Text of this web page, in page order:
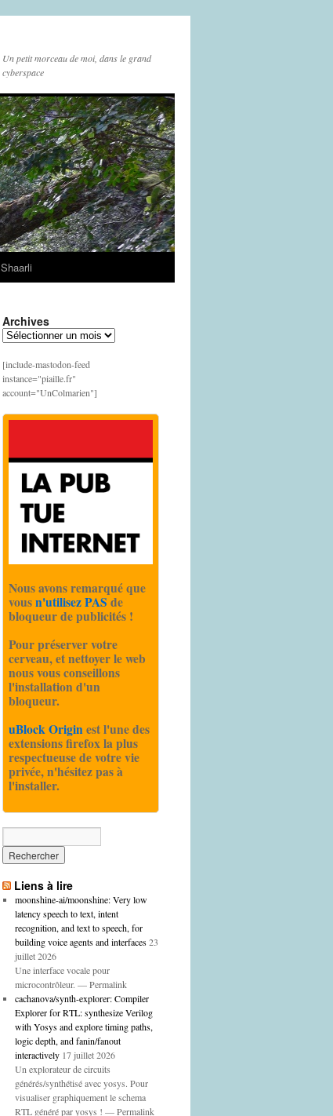
Un petit morceau de moi, dans le grand
cyberspace
Shaarli
Archives
Archives
[include-mastodon-feed
instance="piaille.fr"
account="UnColmarien"]
Nous avons remarqué que
vousn'utilisez PAS de
bloqueur de publicités !
Pour préserver votre
cerveau, et nettoyer le web
nous vous conseillons
l'installation d'un
bloqueur.
uBlock Originest l'une des
extensions firefox la plus
respectueuse de votre vie
privée, n'hésitez pas à
l'installer.
Liens à lire
moonshine-ai/moonshine: Very low
latency speech to text, intent
recognition, and text to speech, for
building voice agents and interfaces 23
juillet 2026
Une interface vocale pour
microcontrôleur. — Permalink
cachanova/synth-explorer: Compiler
Explorer for RTL: synthesize Verilog
with Yosys and explore timing paths,
logic depth, and fanin/fanout
interactively 17 juillet 2026
Un explorateur de circuits
générés/synthétisé avec yosys. Pour
visualiser graphiquement le schema
RTL généré par yosys ! — Permalink